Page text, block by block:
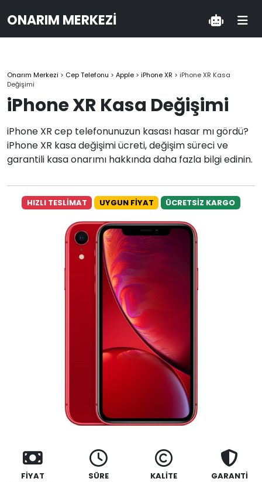
ONARIM MERKEZI
Onarım Merkezi > Cep Telefonu > Apple > iPhone XR > iPhone XR Kasa
Değişimi
iPhone XR Kasa Değişimi
iPhone XR cep telefonunuzun kasası hasar mı gördü?
iPhone XR kasa değişimi ücreti, değişim süreci ve
garantili kasa onarımı hakkında daha fazla bilgi edinin.
HIZLI TESLİMAT UYGUN FİYAT ÜCRETSİZ KARGO
FİYAT SÜRE KALİTE GARANTİ